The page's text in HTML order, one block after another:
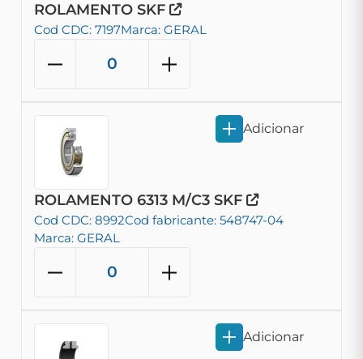
ROLAMENTO SKF
Cod CDC: 7197Marca: GERAL
ROLAMENTO 6313 M/C3 SKF
Cod CDC: 8992Cod fabricante: 548747-04
Marca: GERAL
Adicionar
Adicionar